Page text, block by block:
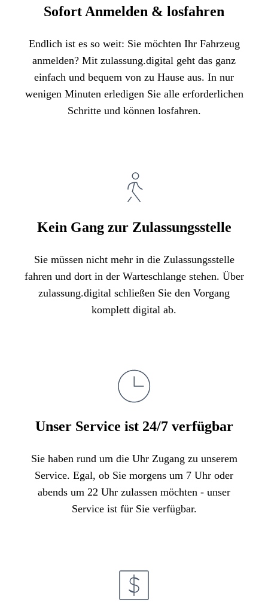
Sofort Anmelden & losfahren
Endlich ist es so weit: Sie möchten Ihr Fahrzeug
anmelden? Mit zulassung.digital geht das ganz
einfach und bequem von zu Hause aus. In nur
wenigen Minuten erledigen Sie alle erforderlichen
Schritte und können losfahren.
Kein Gang zur Zulassungsstelle
Sie müssen nicht mehr in die Zulassungsstelle
fahren und dort in der Warteschlange stehen. Über
zulassung.digital schließen Sie den Vorgang
komplett digital ab.
Unser Service ist 24/7 verfügbar
Sie haben rund um die Uhr Zugang zu unserem
Service. Egal, ob Sie morgens um 7 Uhr oder
abends um 22 Uhr zulassen möchten - unser
Service ist für Sie verfügbar.